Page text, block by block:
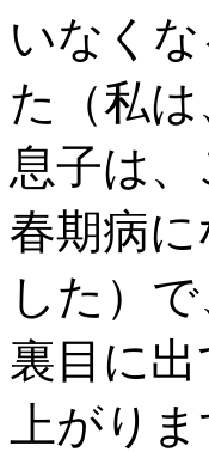
いなく
た（私
息子は
春期病
した）
裏目に
上がりま